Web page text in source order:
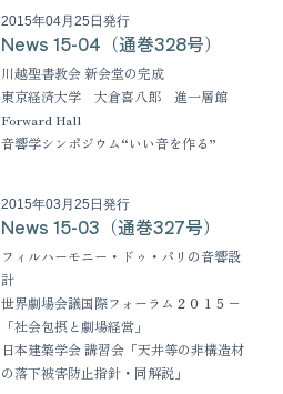
2015年04月25日発行
News 15-04（通巻328号）
川越聖書教会 新会堂の完成
東京経済大学 大倉喜八郎 進一層館
Forward Hall
音響学シンポジウム“いい音を作る”
2015年03月25日発行
News 15-03（通巻327号）
フィルハーモニー・ドゥ・パリの音響設
計
世界劇場会議国際フォーラム２０１５−
「社会包摂と劇場経営」
日本建築学会 講習会「天井等の非構造材
の落下被害防止指針・同解説」